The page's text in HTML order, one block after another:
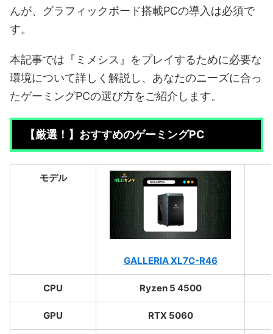
んが、グラフィックボード搭載PCの導入は必須で
す。
本記事では『ミメシス』をプレイするために必要な
環境について詳しく解説し、あなたのニーズに合っ
たゲーミングPCの選び方をご紹介します。
【厳選！】おすすめのゲーミングPC
モデル
GALLERIA XL7C-R46
CPU Ryzen 5 4500
GPU RTX 5060